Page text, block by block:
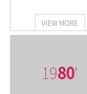
VIEW MORE
1980'